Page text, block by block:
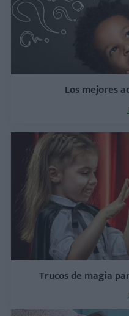
Los mejores
Trucos de magia